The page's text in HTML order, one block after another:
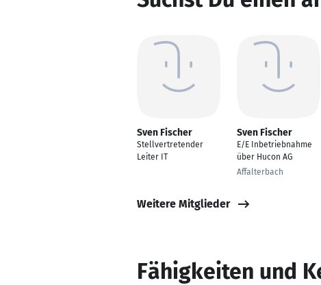
Sven Fischer
Stellvertretender
Leiter IT
Sven Fischer
E/E Inbetriebnahme
über Hucon AG
Affalterbach
Weitere Mitglieder
Fähigkeiten und